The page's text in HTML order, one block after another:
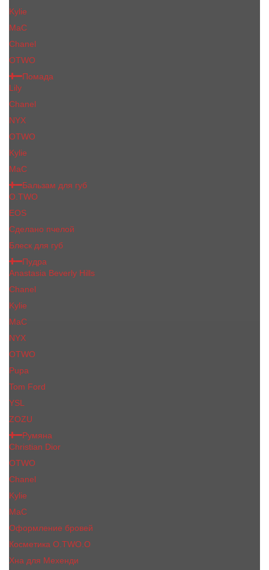
Kylie
MaC
Сhanеl
OTWO
Помада
Lily
Chanel
NYX
OTWO
Kylie
МаС
Бальзам для губ
O.TWO
EOS
Сделано пчелой
Блеск для губ
Пудра
Anastasia Beverly Hills
Chanel
Kylie
MaC
NYX
OTWO
Pupa
Tom Ford
YSL
ZOZU
Румяна
Christian Dior
OTWO
Сhanеl
Kylie
MaC
Оформление бровей
Косметика O.TWO.O
Хна для Мехенди